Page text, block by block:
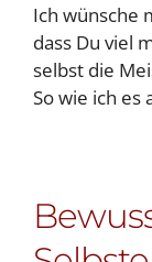
Ich wünsche
dass Du viel
selbst die
So wie ich es